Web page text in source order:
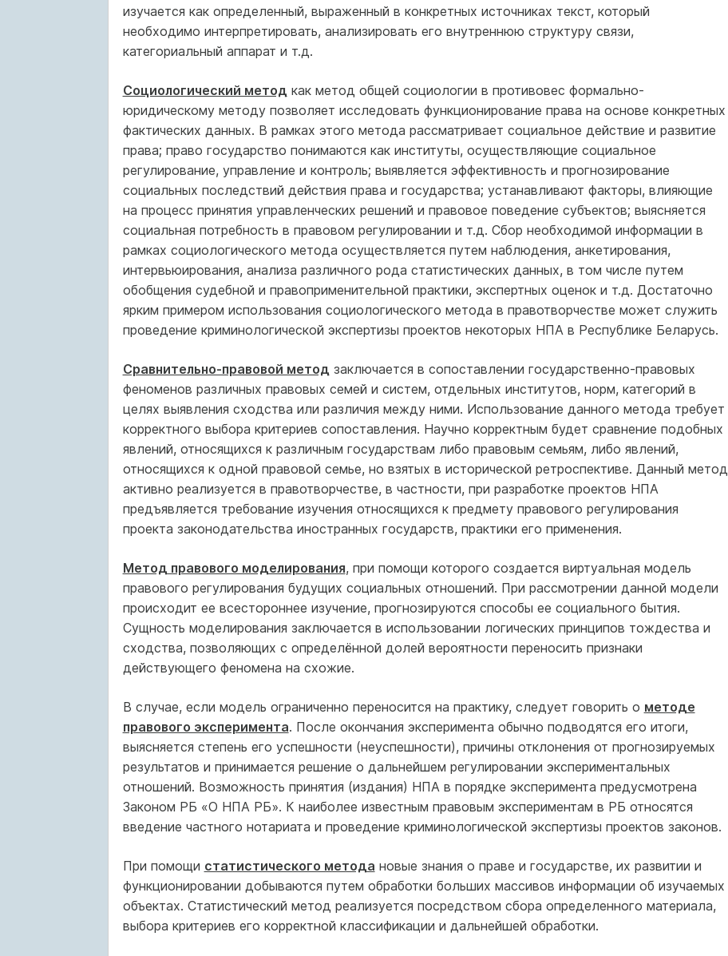
изучается как определенный, выраженный в конкретных источниках текст, который
необходимо интерпретировать, анализировать его внутреннюю структуру связи,
категориальный аппарат и т.д.
Социологический метод как метод общей социологии в противовес формально-
юридическому методу позволяет исследовать функционирование права на основе конкретных
фактических данных. В рамках этого метода рассматривает социальное действие и развитие
права; право государство понимаются как институты, осуществляющие социальное
регулирование, управление и контроль; выявляется эффективность и прогнозирование
социальных последствий действия права и государства; устанавливают факторы, влияющие
на процесс принятия управленческих решений и правовое поведение субъектов; выясняется
социальная потребность в правовом регулировании и т.д. Сбор необходимой информации в
рамках социологического метода осуществляется путем наблюдения, анкетирования,
интервьюирования, анализа различного рода статистических данных, в том числе путем
обобщения судебной и правоприменительной практики, экспертных оценок и т.д. Достаточно
ярким примером использования социологического метода в правотворчестве может служить
проведение криминологической экспертизы проектов некоторых НПА в Республике Беларусь.
Сравнительно-правовой метод заключается в сопоставлении государственно-правовых
феноменов различных правовых семей и систем, отдельных институтов, норм, категорий в
целях выявления сходства или различия между ними. Использование данного метода требует
корректного выбора критериев сопоставления. Научно корректным будет сравнение подобных
явлений, относящихся к различным государствам либо правовым семьям, либо явлений,
относящихся к одной правовой семье, но взятых в исторической ретроспективе. Данный метод
активно реализуется в правотворчестве, в частности, при разработке проектов НПА
предъявляется требование изучения относящихся к предмету правового регулирования
проекта законодательства иностранных государств, практики его применения.
Метод правового моделирования, при помощи которого создается виртуальная модель
правового регулирования будущих социальных отношений. При рассмотрении данной модели
происходит ее всестороннее изучение, прогнозируются способы ее социального бытия.
Сущность моделирования заключается в использовании логических принципов тождества и
сходства, позволяющих с определённой долей вероятности переносить признаки
действующего феномена на схожие.
В случае, если модель ограниченно переносится на практику, следует говорить о методе
правового эксперимента. После окончания эксперимента обычно подводятся его итоги,
выясняется степень его успешности (неуспешности), причины отклонения от прогнозируемых
результатов и принимается решение о дальнейшем регулировании экспериментальных
отношений. Возможность принятия (издания) НПА в порядке эксперимента предусмотрена
Законом РБ «О НПА РБ». К наиболее известным правовым экспериментам в РБ относятся
введение частного нотариата и проведение криминологической экспертизы проектов законов.
При помощи статистического метода новые знания о праве и государстве, их развитии и
функционировании добываются путем обработки больших массивов информации об изучаемых
объектах. Статистический метод реализуется посредством сбора определенного материала,
выбора критериев его корректной классификации и дальнейшей обработки.